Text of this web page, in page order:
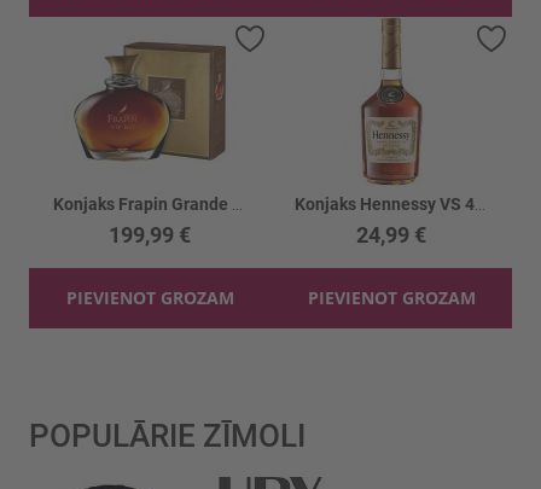
199,99 €
PIEVIENOT GROZAM
Pievienot vēlmju sarakstam
24,99 €
PIEVIENOT GROZAM
POPULĀRIE ZĪMOLI